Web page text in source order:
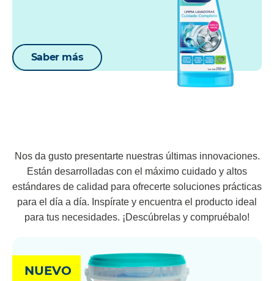
Saber más
Nos da gusto presentarte nuestras últimas innovaciones.
Están desarrolladas con el máximo cuidado y altos
estándares de calidad para ofrecerte soluciones prácticas
para el día a día. Inspírate y encuentra el producto ideal
para tus necesidades. ¡Descúbrelas y compruébalo!
NUEVO